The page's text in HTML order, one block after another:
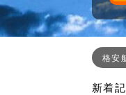
格安
新着